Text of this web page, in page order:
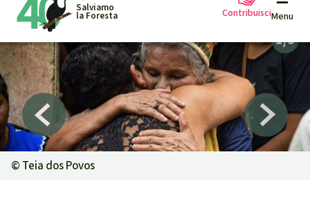
Salviamo
la Foresta Menu
Petizioni
Progetti
Info
Contribuisci
La tua donazione aiuta
Sostieni Salviamo la Foresta
Donazione urgente
© Teia dos Povos